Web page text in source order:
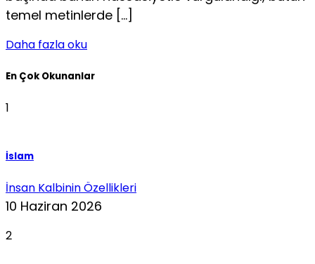
temel metinlerde […]
Daha fazla oku
En Çok Okunanlar
1
İslam
İnsan Kalbinin Özellikleri
10 Haziran 2026
2